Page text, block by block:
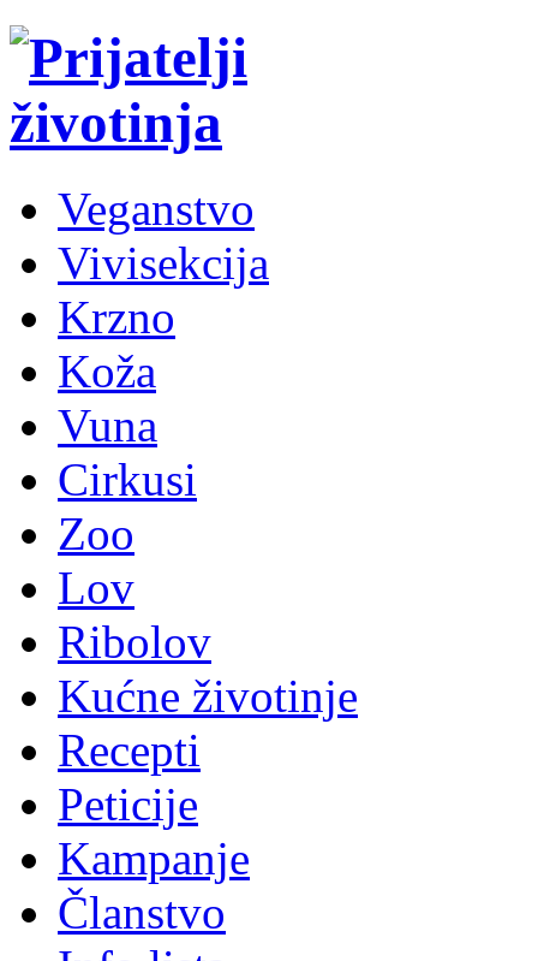
Veganstvo
Vivisekcija
Krzno
Koža
Vuna
Cirkusi
Zoo
Lov
Ribolov
Kućne životinje
Recepti
Peticije
Kampanje
Članstvo